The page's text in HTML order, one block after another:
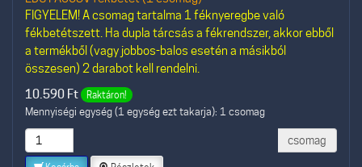
FIGYELEM! A csomag tartalma 1 féknyeregbe való
fékbetétszett. Ha dupla tárcsás a fékrendszer, akkor ebből
a termékből (vagy jobbos-balos esetén a másikból
összesen) 2 darabot kell rendelni.
10.590 Ft Raktáron!
Mennyiségi egység (1 egység ezt takarja): 1 csomag
csomag